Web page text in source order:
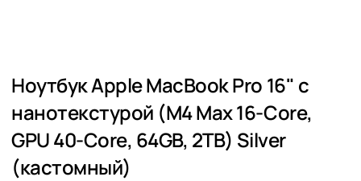
Ноутбук Apple MacBook Pro 16" с
нанотекстурой (M4 Max 16-Core,
GPU 40-Core, 64GB, 2TB) Silver
(кастомный)